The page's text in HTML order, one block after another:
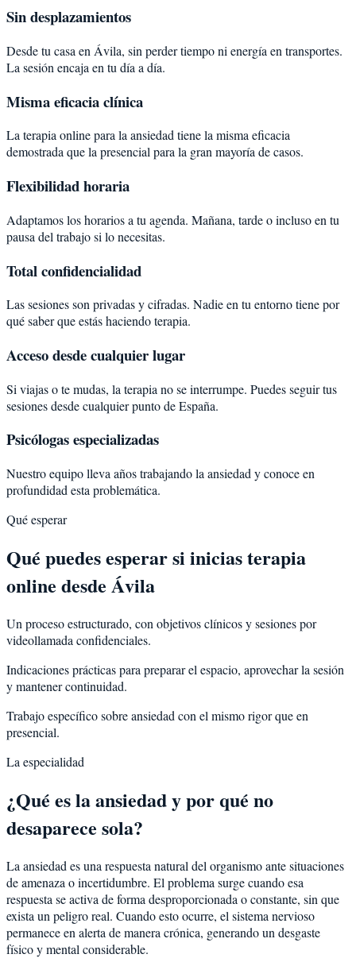
Sin desplazamientos
Desde tu casa en Ávila, sin perder tiempo ni energía en transportes.
La sesión encaja en tu día a día.
Misma eficacia clínica
La terapia online para la ansiedad tiene la misma eficacia
demostrada que la presencial para la gran mayoría de casos.
Flexibilidad horaria
Adaptamos los horarios a tu agenda. Mañana, tarde o incluso en tu
pausa del trabajo si lo necesitas.
Total confidencialidad
Las sesiones son privadas y cifradas. Nadie en tu entorno tiene por
qué saber que estás haciendo terapia.
Acceso desde cualquier lugar
Si viajas o te mudas, la terapia no se interrumpe. Puedes seguir tus
sesiones desde cualquier punto de España.
Psicólogas especializadas
Nuestro equipo lleva años trabajando la ansiedad y conoce en
profundidad esta problemática.
Qué esperar
Qué puedes esperar si inicias terapia
online desde Ávila
Un proceso estructurado, con objetivos clínicos y sesiones por
videollamada confidenciales.
Indicaciones prácticas para preparar el espacio, aprovechar la sesión
y mantener continuidad.
Trabajo específico sobre ansiedad con el mismo rigor que en
presencial.
La especialidad
¿Qué es la ansiedad y por qué no
desaparece sola?
La ansiedad es una respuesta natural del organismo ante situaciones
de amenaza o incertidumbre. El problema surge cuando esa
respuesta se activa de forma desproporcionada o constante, sin que
exista un peligro real. Cuando esto ocurre, el sistema nervioso
permanece en alerta de manera crónica, generando un desgaste
físico y mental considerable.